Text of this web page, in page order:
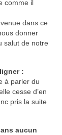
comme il
dans ce
donner
salut de notre
:
à parler du
elle cesse d’en
pris la suite
aucun